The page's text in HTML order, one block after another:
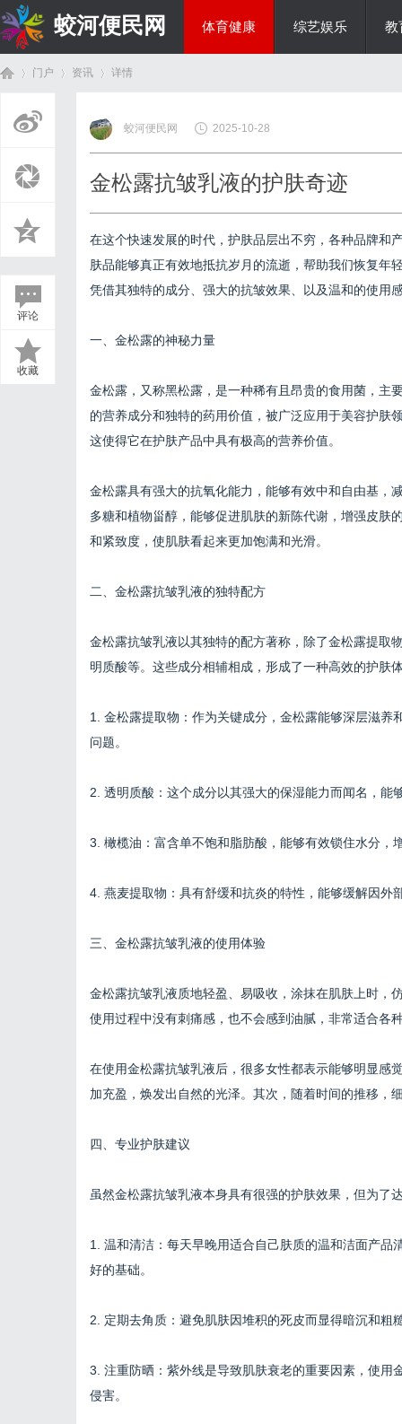
蛟河便民网 体育健康 综艺娱乐 教
门户 资讯
›
详情
评论
收藏
蛟河便民网 2025-10-28
金松露抗皱乳液的护肤奇迹
在这个快速发展的时代，护肤品层出不穷，各种品牌和
肤品能够真正有效地抵抗岁月的流逝，帮助我们恢复年
凭借其独特的成分、强大的抗皱效果、以及温和的使用
一、金松露的神秘力量
金松露，又称黑松露，是一种稀有且昂贵的食用菌，主
的营养成分和独特的药用价值，被广泛应用于美容护肤
这使得它在护肤产品中具有极高的营养价值。
金松露具有强大的抗氧化能力，能够有效中和自由基，
多糖和植物甾醇，能够促进肌肤的新陈代谢，增强皮肤
和紧致度，使肌肤看起来更加饱满和光滑。
二、金松露抗皱乳液的独特配方
金松露抗皱乳液以其独特的配方著称，除了金松露提取
明质酸等。这些成分相辅相成，形成了一种高效的护肤
1. 金松露提取物：作为关键成分，金松露能够深层滋
问题。
2. 透明质酸：这个成分以其强大的保湿能力而闻名，
3. 橄榄油：富含单不饱和脂肪酸，能够有效锁住水分，
4. 燕麦提取物：具有舒缓和抗炎的特性，能够缓解因
三、金松露抗皱乳液的使用体验
金松露抗皱乳液质地轻盈、易吸收，涂抹在肌肤上时，
使用过程中没有刺痛感，也不会感到油腻，非常适合各
在使用金松露抗皱乳液后，很多女性都表示能够明显感
加充盈，焕发出自然的光泽。其次，随着时间的推移，
四、专业护肤建议
虽然金松露抗皱乳液本身具有很强的护肤效果，但为了
1. 温和清洁：每天早晚用适合自己肤质的温和洁面产
好的基础。
2. 定期去角质：避免肌肤因堆积的死皮而显得暗沉和
3. 注重防晒：紫外线是导致肌肤衰老的重要因素，使
侵害。